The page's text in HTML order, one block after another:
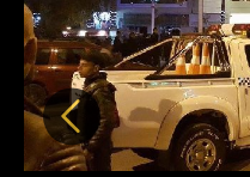
Předchozí